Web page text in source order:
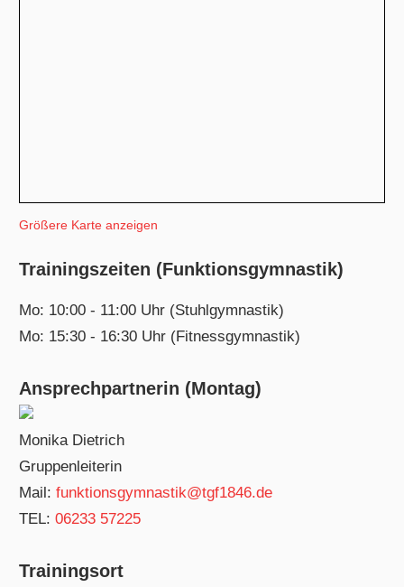
Größere Karte anzeigen
Trainingszeiten (Funktionsgymnastik)
Mo: 10:00 - 11:00 Uhr (Stuhlgymnastik)
Mo: 15:30 - 16:30 Uhr (Fitnessgymnastik)
Ansprechpartnerin (Montag)
Monika Dietrich
Gruppenleiterin
Mail:funktionsgymnastik@tgf1846.de
TEL:06233 57225
Trainingsort